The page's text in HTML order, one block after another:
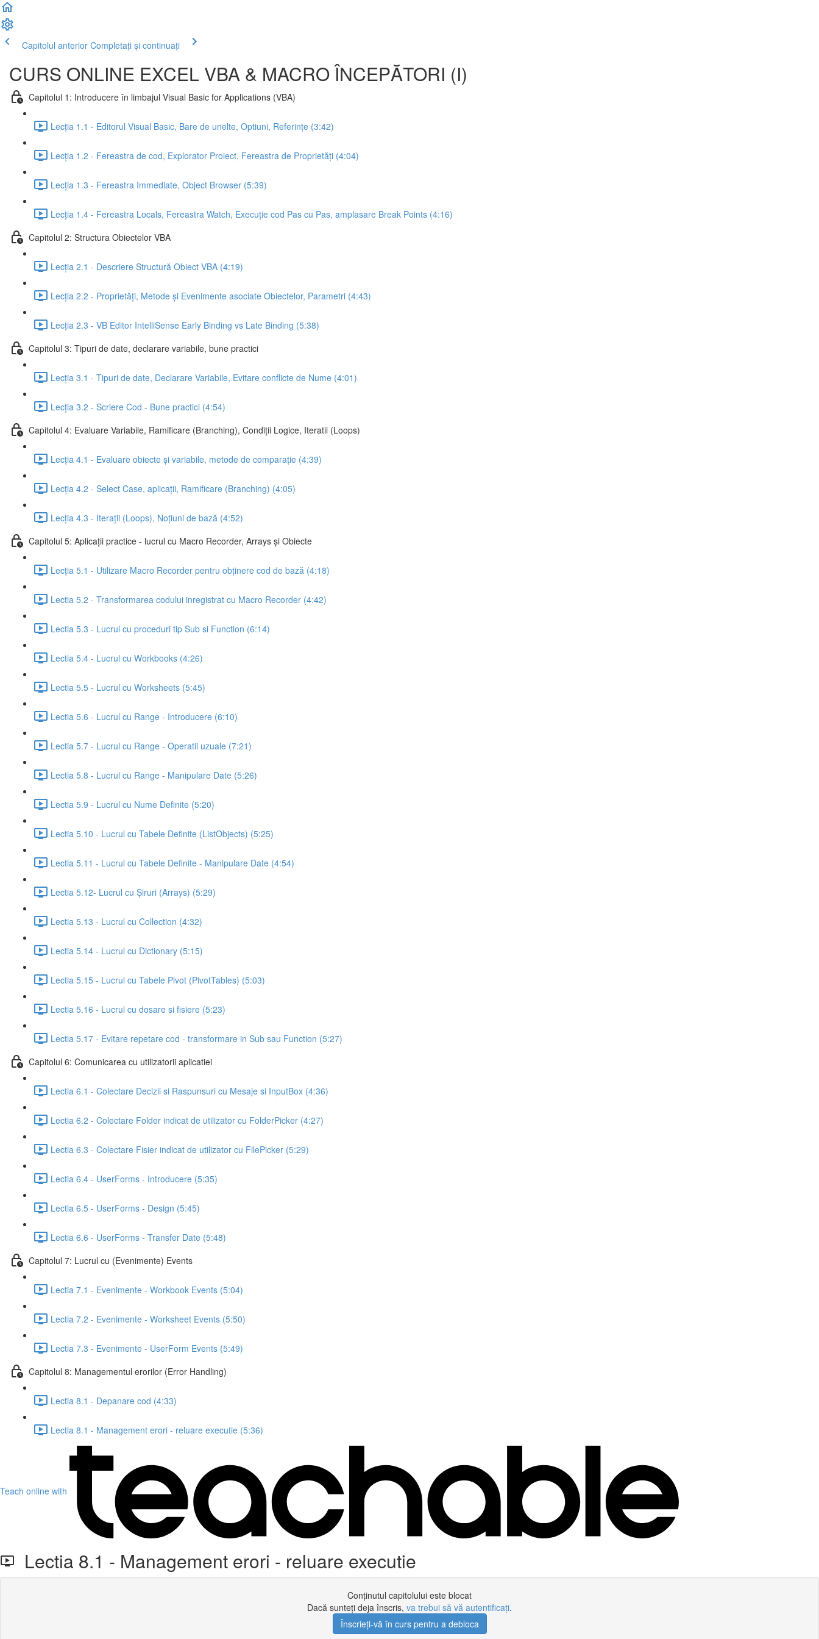
Capitolul anterior Completați și continuați
CURS ONLINE EXCEL VBA & MACRO ÎNCEPĂTORI (I)
Capitolul 1: Introducere în limbajul Visual Basic for Applications (VBA)
Lecția 1.1 - Editorul Visual Basic, Bare de unelte, Optiuni, Referințe (3:42)
Lecția 1.2 - Fereastra de cod, Explorator Proiect, Fereastra de Proprietăți (4:04)
Lecția 1.3 - Fereastra Immediate, Object Browser (5:39)
Lecția 1.4 - Fereastra Locals, Fereastra Watch, Execuție cod Pas cu Pas, amplasare Break Points (4:16)
Capitolul 2: Structura Obiectelor VBA
Lecția 2.1 - Descriere Structură Obiect VBA (4:19)
Lecția 2.2 - Proprietăți, Metode și Evenimente asociate Obiectelor, Parametri (4:43)
Lecția 2.3 - VB Editor IntelliSense Early Binding vs Late Binding (5:38)
Capitolul 3: Tipuri de date, declarare variabile, bune practici
Lecția 3.1 - Tipuri de date, Declarare Variabile, Evitare conflicte de Nume (4:01)
Lecția 3.2 - Scriere Cod - Bune practici (4:54)
Capitolul 4: Evaluare Variabile, Ramificare (Branching), Condiții Logice, Iteratii (Loops)
Lecția 4.1 - Evaluare obiecte și variabile, metode de comparație (4:39)
Lecția 4.2 - Select Case, aplicații, Ramificare (Branching) (4:05)
Lecția 4.3 - Iterații (Loops), Noțiuni de bază (4:52)
Capitolul 5: Aplicații practice - lucrul cu Macro Recorder, Arrays și Obiecte
Lecția 5.1 - Utilizare Macro Recorder pentru obținere cod de bază (4:18)
Lectia 5.2 - Transformarea codului inregistrat cu Macro Recorder (4:42)
Lectia 5.3 - Lucrul cu proceduri tip Sub si Function (6:14)
Lectia 5.4 - Lucrul cu Workbooks (4:26)
Lectia 5.5 - Lucrul cu Worksheets (5:45)
Lectia 5.6 - Lucrul cu Range - Introducere (6:10)
Lectia 5.7 - Lucrul cu Range - Operatii uzuale (7:21)
Lectia 5.8 - Lucrul cu Range - Manipulare Date (5:26)
Lectia 5.9 - Lucrul cu Nume Definite (5:20)
Lectia 5.10 - Lucrul cu Tabele Definite (ListObjects) (5:25)
Lectia 5.11 - Lucrul cu Tabele Definite - Manipulare Date (4:54)
Lectia 5.12- Lucrul cu Șiruri (Arrays) (5:29)
Lectia 5.13 - Lucrul cu Collection (4:32)
Lectia 5.14 - Lucrul cu Dictionary (5:15)
Lectia 5.15 - Lucrul cu Tabele Pivot (PivotTables) (5:03)
Lectia 5.16 - Lucrul cu dosare si fisiere (5:23)
Lectia 5.17 - Evitare repetare cod - transformare in Sub sau Function (5:27)
Capitolul 6: Comunicarea cu utilizatorii aplicatiei
Lectia 6.1 - Colectare Decizii si Raspunsuri cu Mesaje si InputBox (4:36)
Lectia 6.2 - Colectare Folder indicat de utilizator cu FolderPicker (4:27)
Lectia 6.3 - Colectare Fisier indicat de utilizator cu FilePicker (5:29)
Lectia 6.4 - UserForms - Introducere (5:35)
Lectia 6.5 - UserForms - Design (5:45)
Lectia 6.6 - UserForms - Transfer Date (5:48)
Capitolul 7: Lucrul cu (Evenimente) Events
Lectia 7.1 - Evenimente - Workbook Events (5:04)
Lectia 7.2 - Evenimente - Worksheet Events (5:50)
Lectia 7.3 - Evenimente - UserForm Events (5:49)
Capitolul 8: Managementul erorilor (Error Handling)
Lectia 8.1 - Depanare cod (4:33)
Lectia 8.1 - Management erori - reluare executie (5:36)
Teach online with
Lectia 8.1 - Management erori - reluare executie
Conținutul capitolului este blocat
Dacă sunteți deja înscris, va trebui să vă autentificați.
Înscrieți-vă în curs pentru a debloca